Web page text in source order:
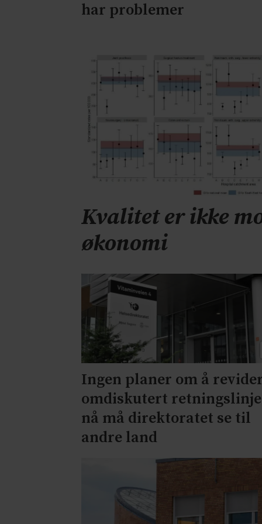
har problemer
Kvalitet er ikke
økonomi
Ingen planer om å
omdiskutert
nå må direktoratet se til
andre land